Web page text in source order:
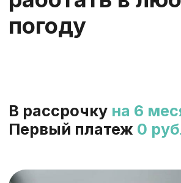
Первый платеж
Укажите номер с WhatsApp
+7